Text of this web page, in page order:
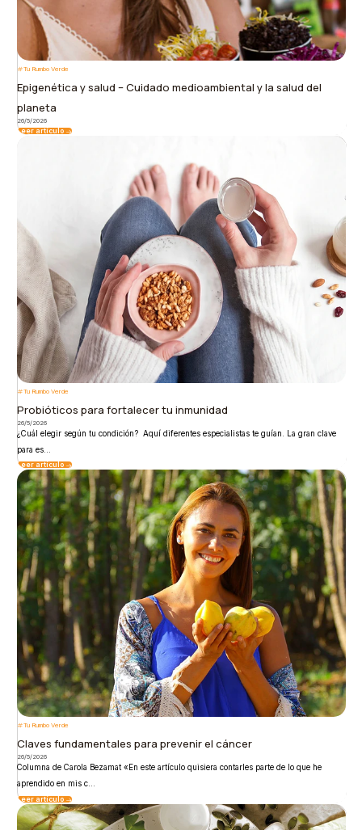
Tu Rumbo Verde
Epigenética y salud – Cuidado medioambiental y la salud del
planeta
26/5/2026
Leer artículo
Tu Rumbo Verde
Probióticos para fortalecer tu inmunidad
26/5/2026
¿Cuál elegir según tu condición? Aquí diferentes especialistas te guían. La gran clave
para es...
Leer artículo
Tu Rumbo Verde
Claves fundamentales para prevenir el cáncer
26/5/2026
Columna de Carola Bezamat «En este artículo quisiera contarles parte de lo que he
aprendido en mis c...
Leer artículo